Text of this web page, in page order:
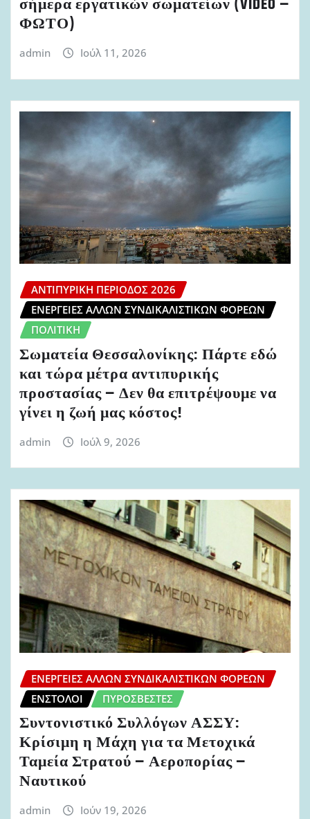
σήμερα εργατικών σωματείων (VIDEO –
ΦΩΤΟ)
admin Ιούλ 11, 2026
ΑΝΤΙΠΥΡΙΚΉ ΠΕΡΊΟΔΟΣ 2026
ΕΝΈΡΓΕΙΕΣ ΆΛΛΩΝ ΣΥΝΔΙΚΑΛΙΣΤΙΚΏΝ ΦΟΡΈΩΝ
ΠΟΛΙΤΙΚΉ
Σωματεία Θεσσαλονίκης: Πάρτε εδώ
και τώρα μέτρα αντιπυρικής
προστασίας – Δεν θα επιτρέψουμε να
γίνει η ζωή μας κόστος!
admin Ιούλ 9, 2026
ΕΝΈΡΓΕΙΕΣ ΆΛΛΩΝ ΣΥΝΔΙΚΑΛΙΣΤΙΚΏΝ ΦΟΡΈΩΝ
ΈΝΣΤΟΛΟΙ
ΠΥΡΟΣΒΈΣΤΕΣ
Συντονιστικό Συλλόγων ΑΣΣΥ:
Κρίσιμη η Μάχη για τα Μετοχικά
Ταμεία Στρατού – Αεροπορίας –
Ναυτικού
admin Ιούν 19, 2026